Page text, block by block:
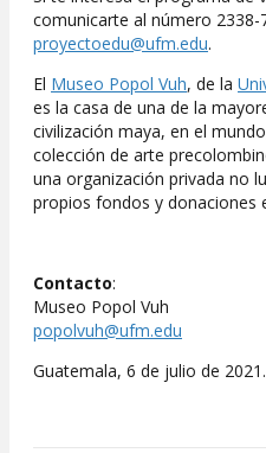
comunicarte al número 2338-
proyectoedu@ufm.edu.
El Museo Popol Vuh, de la
es la casa de una de la
civilización maya, en el
colección de arte
una organización privada no
propios fondos y donaciones
Contacto:
Museo Popol Vuh
popolvuh@ufm.edu
Guatemala, 6 de julio de 2021.